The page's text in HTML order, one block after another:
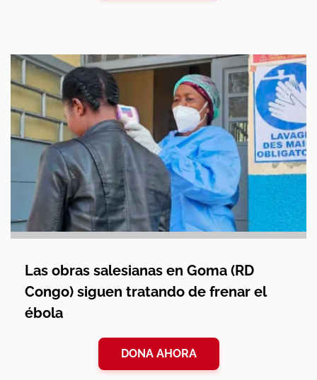
Las obras salesianas en Goma (RD
Congo) siguen tratando de frenar el
ébola
DONA AHORA